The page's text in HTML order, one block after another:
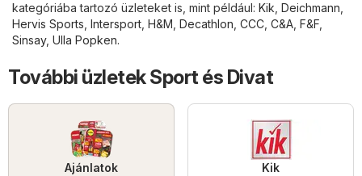
kategóriába tartozó üzleteket is, mint például: Kik Deichmann
Hervis Sports Intersport H&M Decathlon CCC C&A F&F
Sinsay, Ulla Popken.
További üzletek Sport és Divat
Ajánlatok Kik